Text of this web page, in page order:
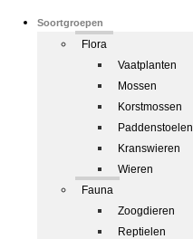
Soortgroepen
Flora
Vaatplanten
Mossen
Korstmossen
Paddenstoelen
Kranswieren
Wieren
Fauna
Zoogdieren
Reptielen